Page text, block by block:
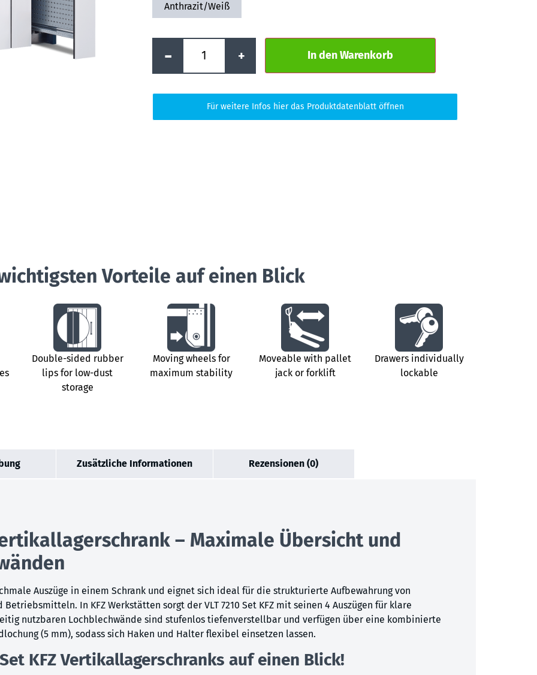
Anthrazit/Weiß
- + In den Warenkorb
Für weitere Infos hier das Produktdatenblatt öffnen
Vorteile auf einen Blick
Double-sided rubber
lips for low-dust
storage
Moving wheels for
maximum stability
Moveable with pallet
jack or forklift
Drawers individually
lockable
Zusätzliche Informationen Rezensionen (0)
– Maximale Übersicht und
Auszüge in einem Schrank und eignet sich ideal für die strukturierte Aufbewahrung von
In KFZ Werkstätten sorgt der VLT 7210 Set KFZ mit seinen 4 Auszügen für klare
nutzbaren Lochblechwände sind stufenlos tiefenverstellbar und verfügen über eine kombinierte
(5 mm), sodass sich Haken und Halter flexibel einsetzen lassen.
KFZ Vertikallagerschranks auf einen Blick!